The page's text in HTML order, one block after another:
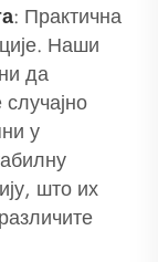
: Практична
Наши
да
у
што их